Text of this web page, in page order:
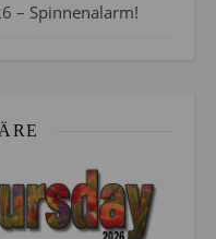
– Spinnenalarm!